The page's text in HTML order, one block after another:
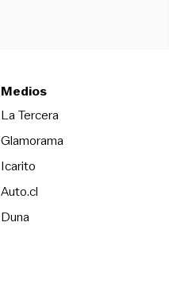
Medios
La TerceraOpens in new
Glamorama
Icarito
Auto.cl
DunaOpens in new window